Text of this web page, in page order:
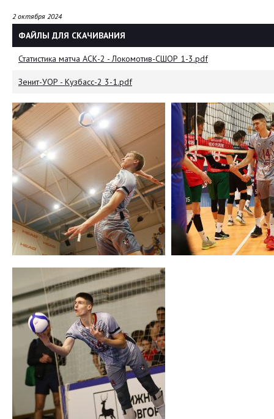
2 октября 2024
ФАЙЛЫ ДЛЯ СКАЧИВАНИЯ
Статистика матча АСК-2 - Локомотив-СШОР 1-3.pdf
Зенит-УОР - Кузбасс-2 3-1.pdf